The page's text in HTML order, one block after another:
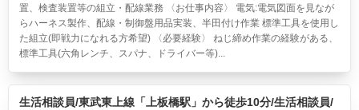
置、検査装置等の組立・配線業務 〈お仕事内容〉 電気:電気図面を見なが
らハーネス製作、配線・制御盤用品実装、半田付け作業 標準工具を使用し
た組立(即戦力になれる方希望) 〈必要経験〉 ねじ締め作業の経験がある、
標準工具(六角レンチ、スパナ、ドライバー等)...
生活相談員/東武東上線「上板橋駅」から徒歩10分/生活相談員/